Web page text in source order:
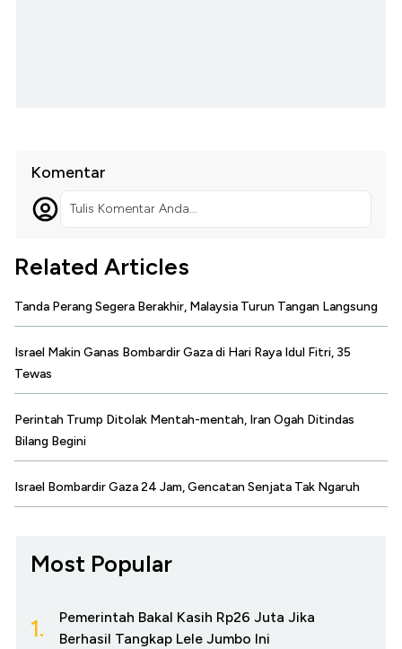
Komentar
Tulis Komentar Anda...
Related Articles
Tanda Perang Segera Berakhir, Malaysia Turun Tangan Langsung
Israel Makin Ganas Bombardir Gaza di Hari Raya Idul Fitri, 35
Tewas
Perintah Trump Ditolak Mentah-mentah, Iran Ogah Ditindas
Bilang Begini
Israel Bombardir Gaza 24 Jam, Gencatan Senjata Tak Ngaruh
Most Popular
1.
Pemerintah Bakal Kasih Rp26 Juta Jika
Berhasil Tangkap Lele Jumbo Ini